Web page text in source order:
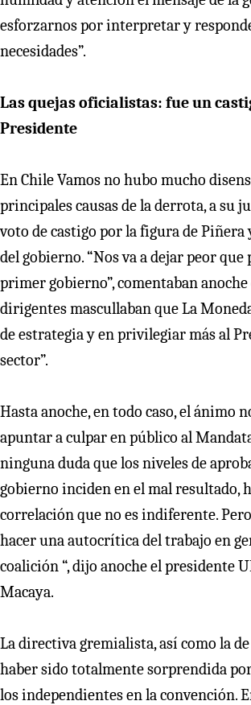
esforzarnos por interpretar y
necesidades”.
Las quejas oficialistas: fue un
Presidente
En Chile Vamos no hubo mucho
principales causas de la derrota, a su
voto de castigo por la figura de Piñera
del gobierno. “Nos va a dejar peor
primer gobierno”, comentaban
dirigentes mascullaban que La
de estrategia y en privilegiar más al
sector”.
Hasta anoche, en todo caso, el ánimo
apuntar a culpar en público al
ninguna duda que los niveles de
gobierno inciden en el mal resultado,
correlación que no es indiferente.
hacer una autocrítica del trabajo en
coalición “, dijo anoche el presidente
Macaya.
La directiva gremialista, así como la
haber sido totalmente sorprendida
los independientes en la convención.